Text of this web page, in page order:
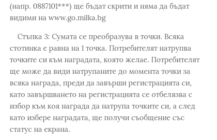
(напр. 0887101***) ще бъдат скрити и няма да бъдат
видими на www.go.milka.bg
Стъпка 3: Сумата се преобразува в точки. Всяка
стотинка е равна на 1 точка. Потребителят натрупва
точките си към наградата, която желае. Потребителят
ще може да види натрупаните до момента точки за
всяка награда, преди да завърши регистрацията си,
като завършването на регистрацията се отбелязва с
избор към коя награда да натрупа точките си, а след
като избере наградата, ще получи съобщение със
статус на екрана.